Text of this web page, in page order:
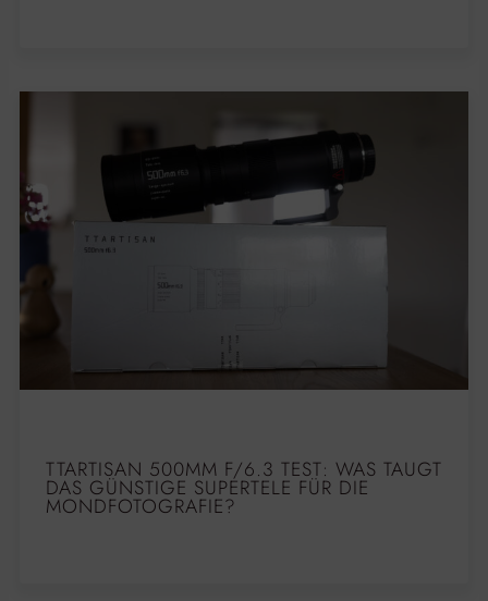
TTARTISAN 500MM F/6.3 TEST: WAS TAUGT
DAS GÜNSTIGE SUPERTELE FÜR DIE
MONDFOTOGRAFIE?